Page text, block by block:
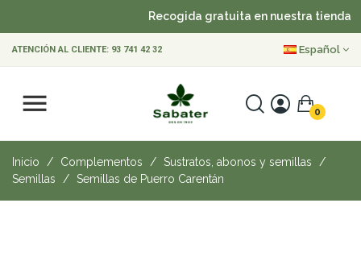
Recogida gratuita en nuestra tienda
ATENCIÓN AL CLIENTE: 93 741 42 32 Español
0
Inicio Complementos
Sustratos, abonos y semillas
Semillas
Semillas de Puerro Carentán